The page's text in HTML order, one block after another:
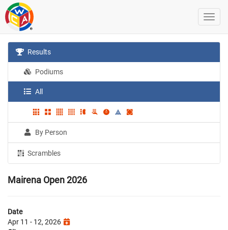
Results
Podiums
All
By Person
Scrambles
Mairena Open 2026
Date
Apr 11 - 12, 2026